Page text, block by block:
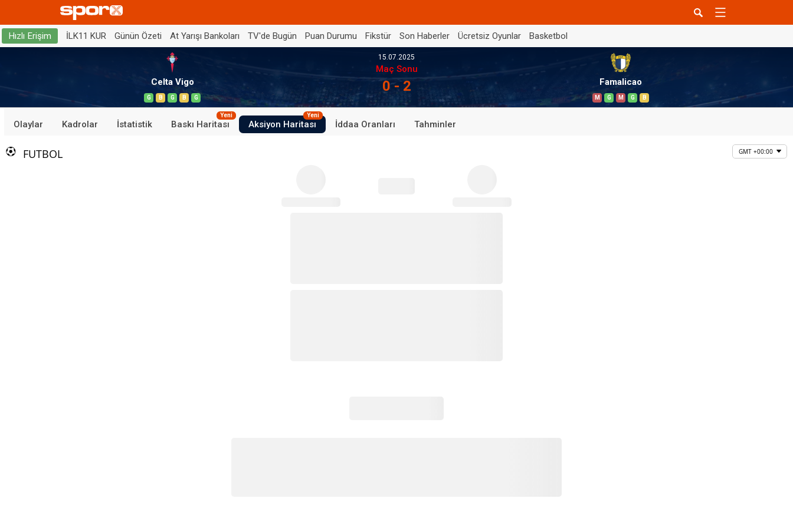
Hızlı Erişim İLK11 KUR Günün Özeti At Yarışı Bankoları TV'de Bugün Puan Durumu Fikstür Son Haberler Ücretsiz Oyunlar Basketbol
Celta Vigo
G B G B G
15.07.2025
Maç Sonu
0 - 2 Famalicao
M G M G B
Olaylar Kadrolar İstatistik Baskı Haritası
Yeni
Aksiyon Haritası
Yeni
İddaa Oranları Tahminler
FUTBOL GMT +00:00